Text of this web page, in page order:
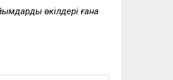
өкілдері ғана